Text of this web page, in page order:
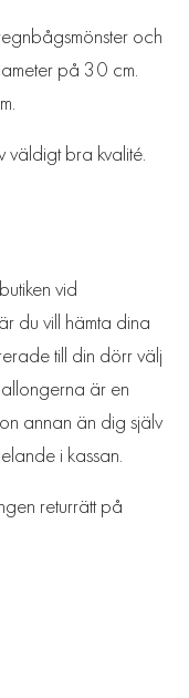
och
på 30 cm.
väldigt bra kvalité.
vid
du vill hämta dina
till din dörr välj
är en
annan än dig själv
i kassan.
returrätt på